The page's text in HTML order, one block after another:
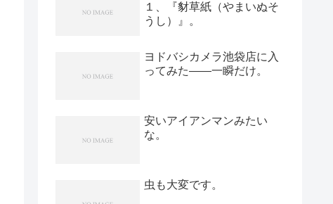
１、『豺草紙（やまいぬそ
うし）』。
ヨドバシカメラ池袋店に入
ってみた――一瞬だけ。
安いアイアンマンみたい
な。
虫も大変です。